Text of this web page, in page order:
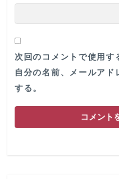
次回のコメントで使用す
自分の名前、メールアド
する。